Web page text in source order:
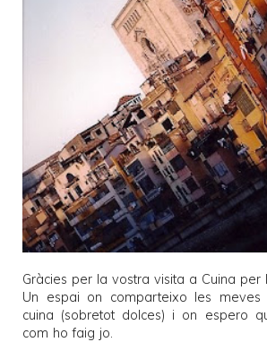
Gràcies per la vostra visita a Cuina per
Un espai on comparteixo les meves
cuina (sobretot dolces) i on espero
com ho faig jo.